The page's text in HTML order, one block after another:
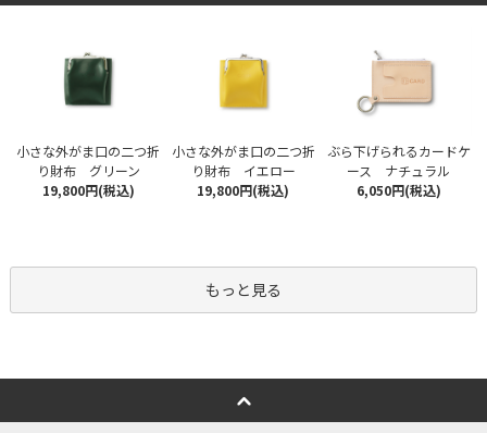
小さな外がま口の二つ折
り財布 グリーン
19,800円(税込)
小さな外がま口の二つ折
り財布 イエロー
19,800円(税込)
ぶら下げられるカードケ
ース ナチュラル
6,050円(税込)
もっと見る